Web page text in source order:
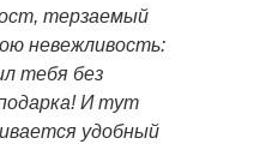
терзаемый
невежливость:
тебя без
И тут
удобный